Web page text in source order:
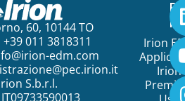
60, 10144 TO
011 3818311
edm.com
S.b.r.l.
Irion
Irion